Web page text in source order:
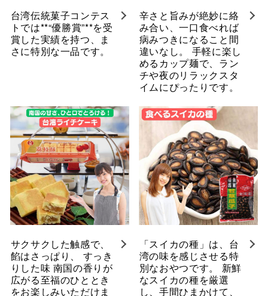
台湾伝統菓子コンテス
トでは**“優勝賞”**を受
賞した実績を持つ、ま
さに特別な一品です。
辛さと旨みが絶妙に絡
み合い、一口食べれば
病みつきになること間
違いなし。 手軽に楽し
めるカップ麺で、ラン
チや夜のリラックスタ
イムにぴったりです。
サクサクした触感で、
餡はさっぱり、 すっき
りした味 南国の香りが
広がる至福のひととき
をお楽しみいただけま
「スイカの種」は、台
湾の味を感じさせる特
別なおやつです。 新鮮
なスイカの種を厳選
し、手間ひまかけて、